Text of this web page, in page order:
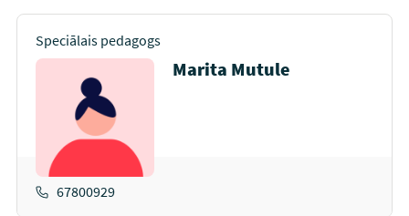
Speciālais pedagogs
Marita Mutule
67800929